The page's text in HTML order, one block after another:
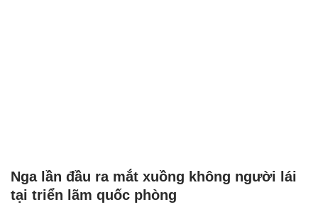
Nga lần đầu ra mắt xuồng không người lái
tại triển lãm quốc phòng